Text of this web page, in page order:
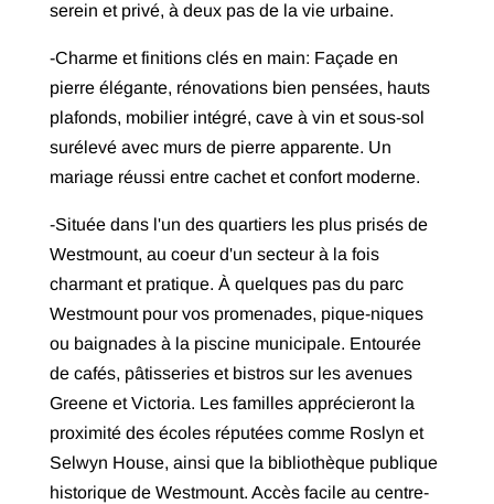
serein et privé, à deux pas de la vie urbaine.
-Charme et finitions clés en main: Façade en
pierre élégante, rénovations bien pensées, hauts
plafonds, mobilier intégré, cave à vin et sous-sol
surélevé avec murs de pierre apparente. Un
mariage réussi entre cachet et confort moderne.
-Située dans l'un des quartiers les plus prisés de
Westmount, au coeur d'un secteur à la fois
charmant et pratique. À quelques pas du parc
Westmount pour vos promenades, pique-niques
ou baignades à la piscine municipale. Entourée
de cafés, pâtisseries et bistros sur les avenues
Greene et Victoria. Les familles apprécieront la
proximité des écoles réputées comme Roslyn et
Selwyn House, ainsi que la bibliothèque publique
historique de Westmount. Accès facile au centre-